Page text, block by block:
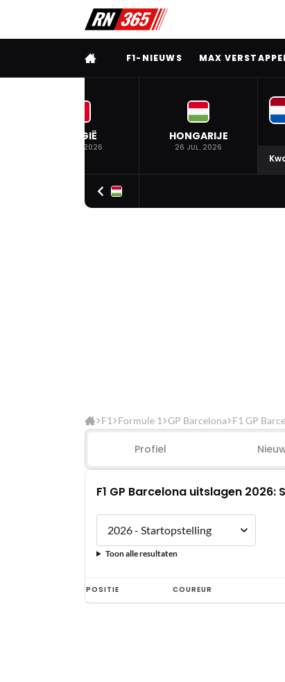
VOLLEDIG MENU
F1-NIEUWS MAX
BELGIË
19 JUL. 2026
HONGARIJE
26 JUL. 2026
F1 Formule 1 GP Barcelona F1 GP
Profiel
F1 GP Barcelona uitslagen
Toon alle resultaten
F1
GP
POSITIE COUREUR